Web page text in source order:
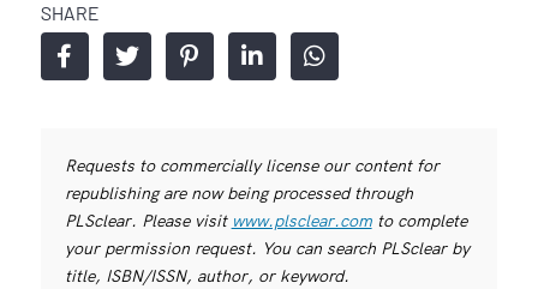
SHARE
Requests to commercially license our content for
republishing are now being processed through
PLSclear. Please visit www.plsclear.comto complete
your permission request. You can search PLSclear by
title, ISBN/ISSN, author, or keyword.